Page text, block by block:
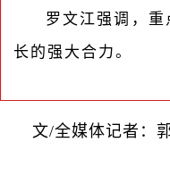
罗文江强调，
长的强大合力。
文/全媒体记者：